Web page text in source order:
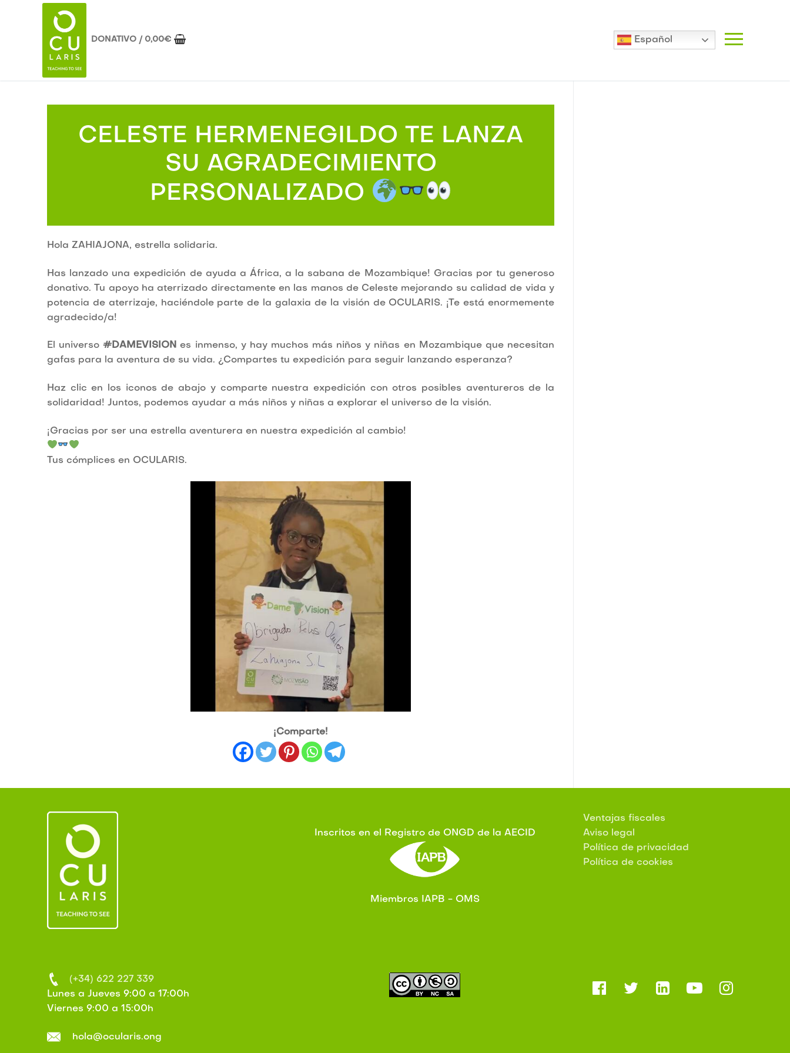
DONATIVO / 0,00€ Español
CELESTE HERMENEGILDO TE LANZA
SU AGRADECIMIENTO
PERSONALIZADO
Hola ZAHIAJONA, estrella solidaria.
Has lanzado una expedición de ayuda a África, a la sabana de Mozambique! Gracias por tu generoso
donativo. Tu apoyo ha aterrizado directamente en las manos de Celeste mejorando su calidad de vida y
potencia de aterrizaje, haciéndole parte de la galaxia de la visión de OCULARIS. ¡Te está enormemente
agradecido/a!
El universo#DAMEVISION es inmenso, y hay muchos más niños y niñas en Mozambique que necesitan
gafas para la aventura de su vida. ¿Compartes tu expedición para seguir lanzando esperanza?
Haz clic en los iconos de abajo y comparte nuestra expedición con otros posibles aventureros de la
solidaridad! Juntos, podemos ayudar a más niños y niñas a explorar el universo de la visión.
¡Gracias por ser una estrella aventurera en nuestra expedición al cambio!
Tus cómplices en OCULARIS.
¡Comparte!
Inscritos en el Registro de ONGD de la AECID
Miembros IAPB - OMS
Ventajas fiscales
Aviso legal
Política de privacidad
Política de cookies
(+34) 622 227 339
Lunes a Jueves 9:00 a 17:00h
Viernes 9:00 a 15:00h
hola@ocularis.ong